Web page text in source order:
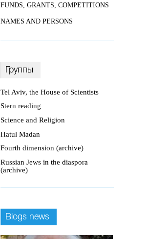
FUNDS, GRANTS, COMPETITIONS
NAMES AND PERSONS
Группы
Tel Aviv, the House of Scientists
Stern reading
Science and Religion
Hatul Madan
Fourth dimension (archive)
Russian Jews in the diaspora
(archive)
Blogs news